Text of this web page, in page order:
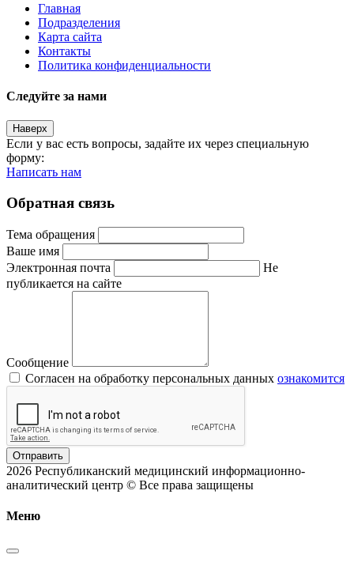
Главная
Подразделения
Карта сайта
Контакты
Политика конфиденциальности
Следуйте за нами
Наверх
Если у вас есть вопросы, задайте их через специальную
форму:
Написать нам
Обратная связь
Тема обращения
Ваше имя
Электронная почта
Не
публикается на сайте
Сообщение
Согласен на обработку персональных данных ознакомится
Отправить
2026 Республиканский медицинский информационно-
аналитический центр © Все права защищены
Меню